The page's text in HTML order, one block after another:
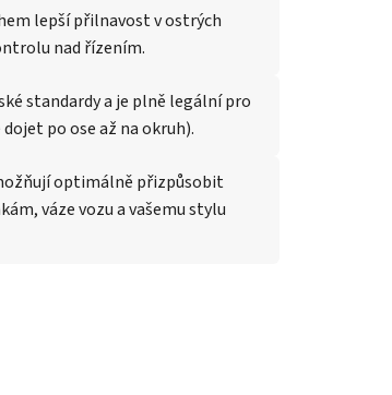
lepší přilnavost v ostrých
nad řízením.
standardy a je plně legální pro
po ose až na okruh).
optimálně přizpůsobit
váze vozu a vašemu stylu